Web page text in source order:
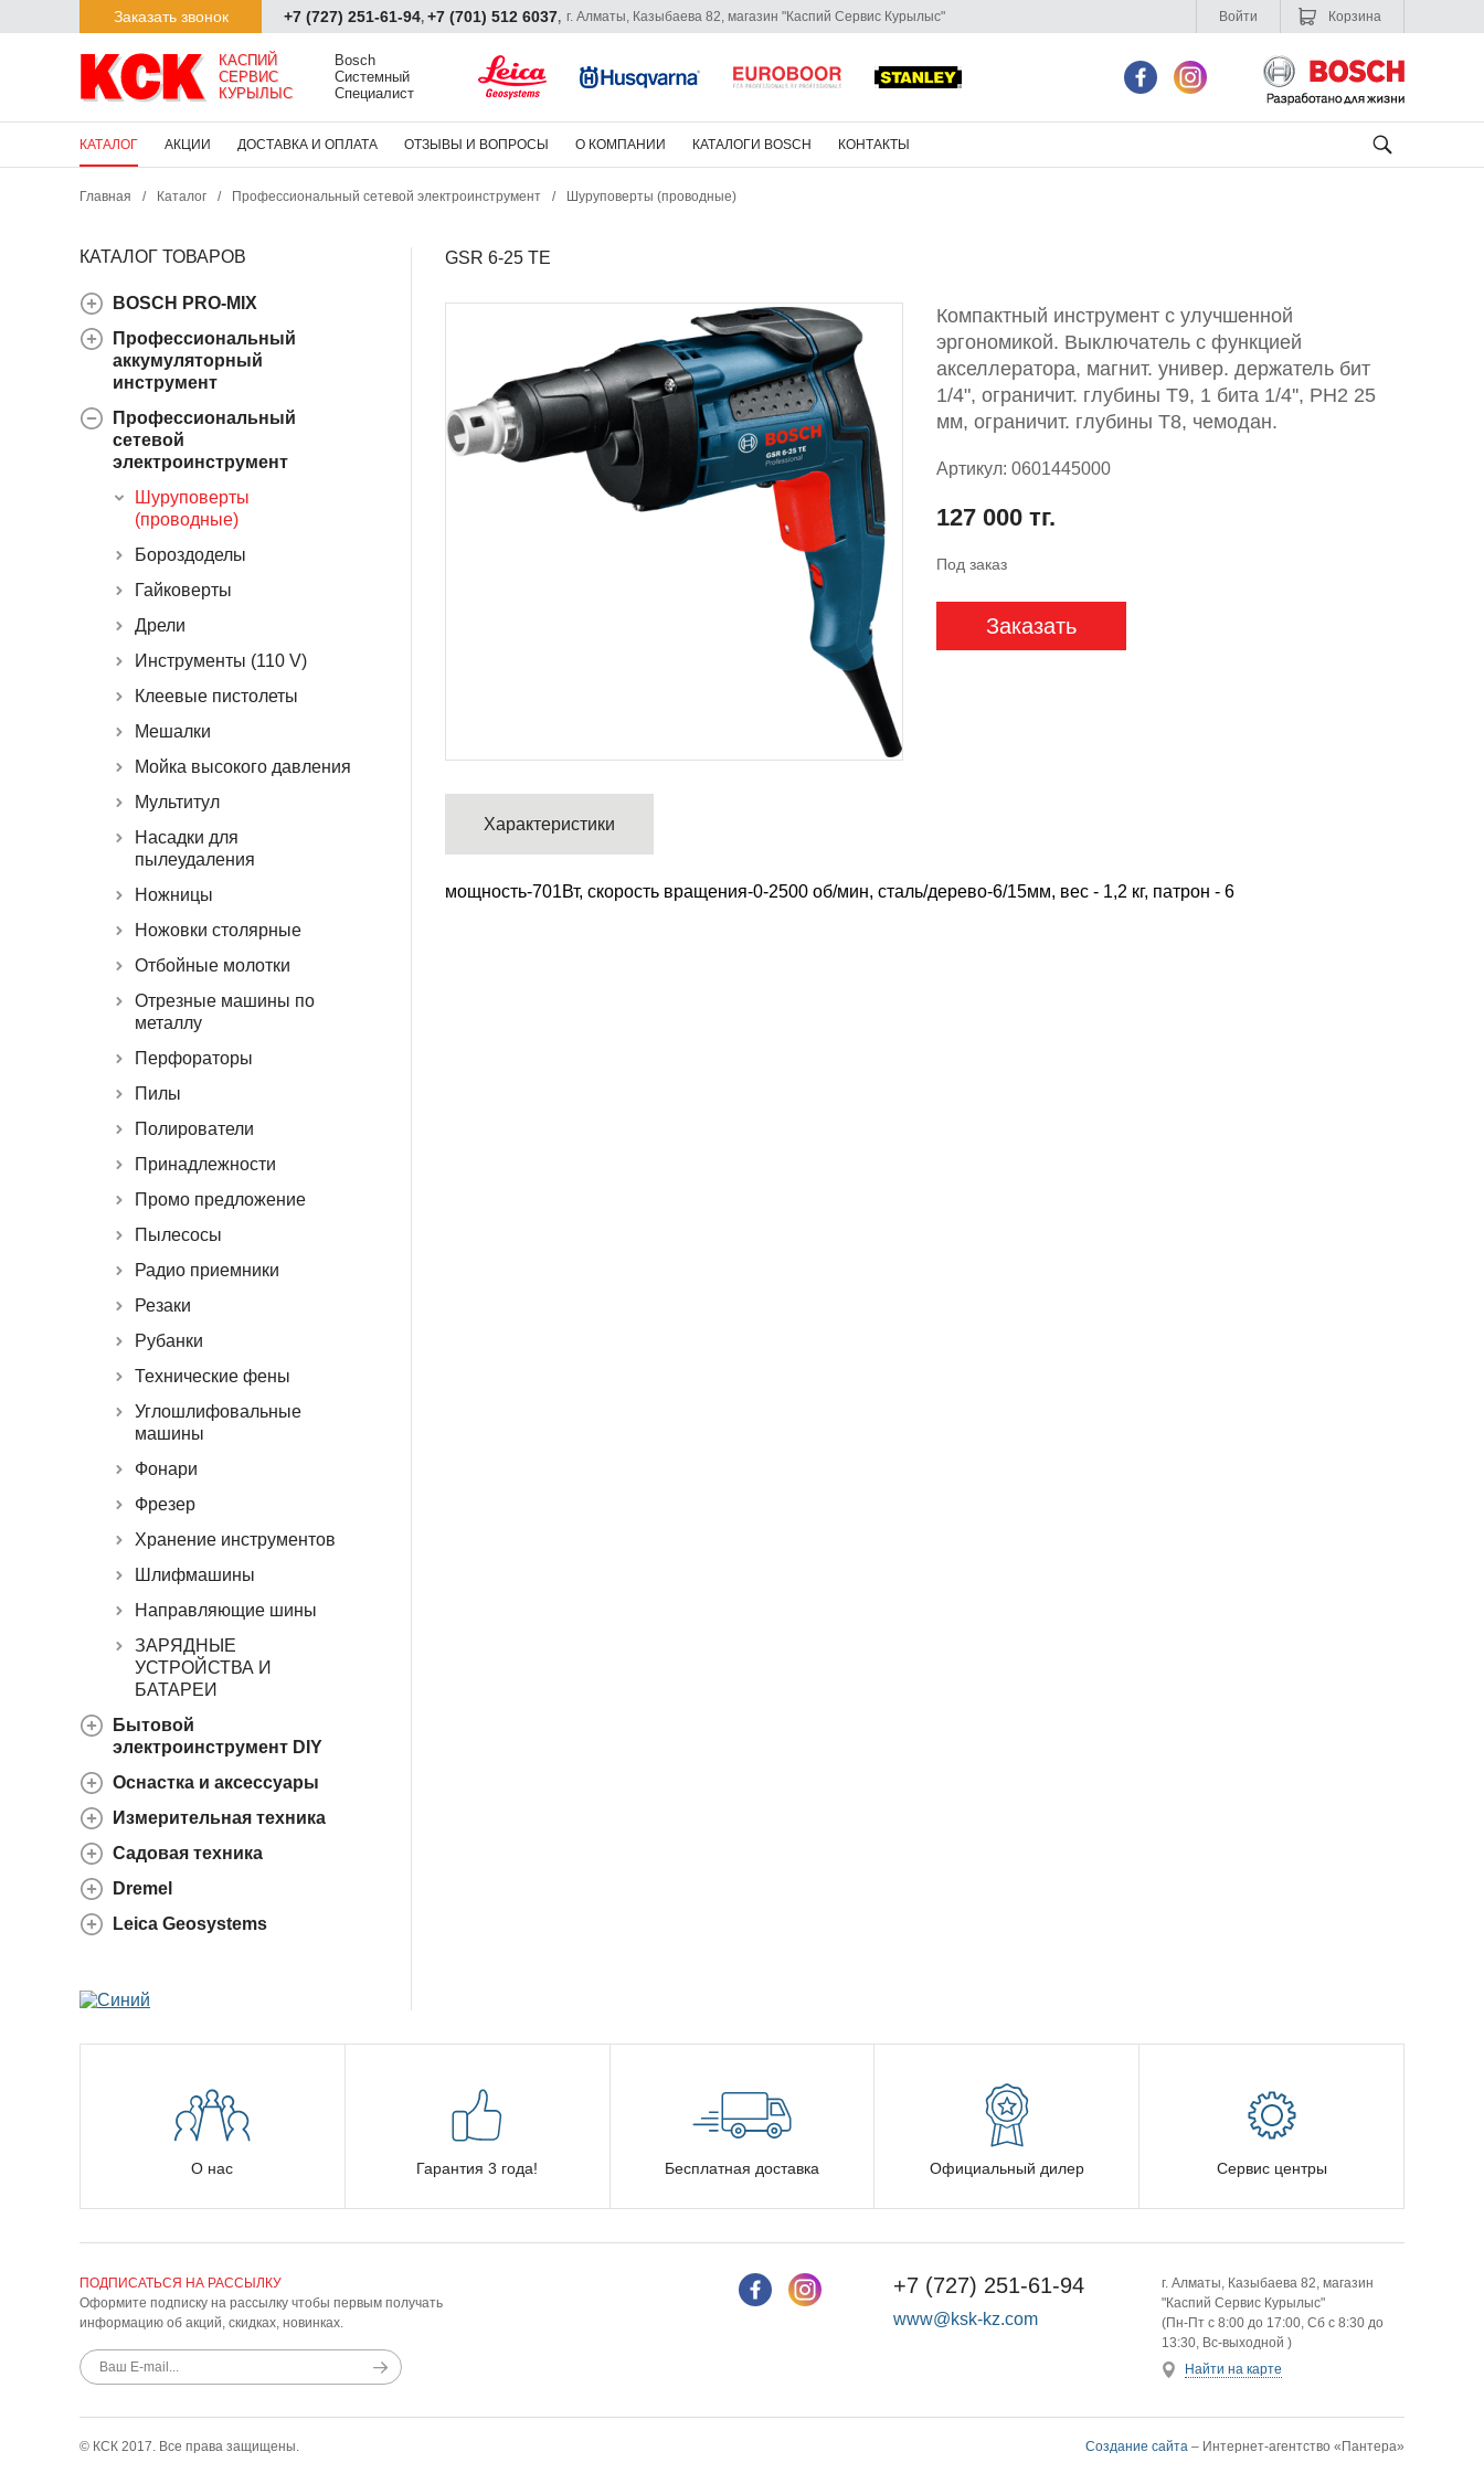
Заказать звонок +7 (727) 251-61-94, +7 (701) 512 6037, г. Алматы, Казыбаева 82, магазин "Каспий Сервис Курылыс" Корзина
Войти
КАСПИЙ
СЕРВИС
КУРЫЛЫС
Bosch
Системный
Специалист
КАТАЛОГ АКЦИИ ДОСТАВКА И ОПЛАТА ОТЗЫВЫ И ВОПРОСЫ О КОМПАНИИ КАТАЛОГИ BOSCH КОНТАКТЫ
Главная / Каталог / Профессиональный сетевой электроинструмент / Шуруповерты (проводные)
КАТАЛОГ ТОВАРОВ
BOSCH PRO-MIX
Профессиональный
аккумуляторный
инструмент
Профессиональный
сетевой
электроинструмент
Шуруповерты
(проводные)
Бороздоделы
Гайковерты
Дрели
Инструменты (110 V)
Клеевые пистолеты
Мешалки
Мойка высокого давления
Мультитул
Насадки для
пылеудаления
Ножницы
Ножовки столярные
Отбойные молотки
Отрезные машины по
металлу
Перфораторы
Пилы
Полирователи
Принадлежности
Промо предложение
Пылесосы
Радио приемники
Резаки
Рубанки
Технические фены
Углошлифовальные
машины
Фонари
Фрезер
Хранение инструментов
Шлифмашины
Направляющие шины
ЗАРЯДНЫЕ
УСТРОЙСТВА И
БАТАРЕИ
Бытовой
электроинструмент DIY
Оснастка и аксессуары
Измерительная техника
Садовая техника
Dremel
Leica Geosystems
GSR 6-25 TE
Компактный инструмент с улучшенной
эргономикой. Выключатель с функцией
акселлератора, магнит. универ. держатель бит
1/4", ограничит. глубины T9, 1 бита 1/4'', PH2 25
мм, ограничит. глубины T8, чемодан.
Артикул: 0601445000
127 000 тг.
Под заказ
Заказать
Характеристики
мощность-701Вт, скорость вращения-0-2500 об/мин, сталь/дерево-6/15мм, вес - 1,2 кг, патрон - 6
О нас Гарантия 3 года! Бесплатная доставка Официальный дилер Сервис центры
ПОДПИСАТЬСЯ НА РАССЫЛКУ
Оформите подписку на рассылку чтобы первым получать
информацию об акций, скидках, новинках.
г. Алматы, Казыбаева 82, магазин
"Каспий Сервис Курылыс"
(Пн-Пт с 8:00 до 17:00, Сб с 8:30 до
13:30, Вс-выходной )
Найти на карте
+7 (727) 251-61-94
www@ksk-kz.com
© КСК 2017. Все права защищены. Создание сайта – Интернет-агентство «Пантера»